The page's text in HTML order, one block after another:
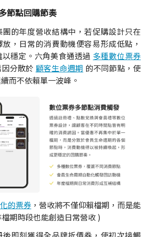
節點回購節奏
的年度營收結構中，若促購設計只在
，日常的消費動機便容易形成低點，
穩定。六角美食通透過 多種數位票券
分散於 顧客生命週期 的不同節點，使
而不依賴單一波峰。
的票券 ，營收將不僅仰賴檔期，而是能
期時段也能創造日常營收 )